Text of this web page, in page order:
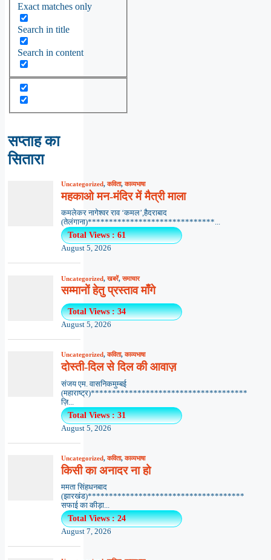
Exact matches only
Search in title
Search in content
सप्ताह का
सितारा
Uncategorized,कविता,काव्यभाषा
महकाओ मन-मंदिर में मैत्री माला
कमलेकर नागेश्वर राव ‘कमल’,हैदराबाद
(तेलंगाना)******************************...
Total Views : 61
August 5, 2026
Uncategorized,खबरें,समाचार
सम्मानों हेतु प्रस्ताव माँगे
Total Views : 34
August 5, 2026
Uncategorized,कविता,काव्यभाषा
दोस्ती-दिल से दिल की आवाज़
संजय एम. वासनिकमुम्बई
(महाराष्ट्र)*************************************
ज़ि...
Total Views : 31
August 5, 2026
Uncategorized,कविता,काव्यभाषा
किसी का अनादर ना हो
ममता सिंहधनबाद
(झारखंड)*************************************
सफाई का कीड़ा...
Total Views : 24
August 7, 2026